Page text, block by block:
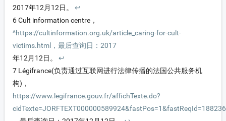
2017年12月12日。
↩
6Cult information centre，
^https://cultinformation.org.uk/article_caring-for-cult-
victims.html，最后查询日：2017
年12月12日。
↩
7 Légifrance(负责通过互联网进行法律传播的法国公共服务机
构)，
https://www.legifrance.gouv.fr/affichTexte.do?